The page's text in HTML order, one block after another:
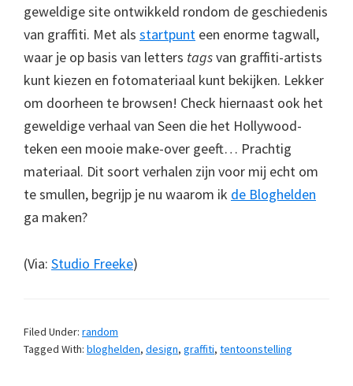
geweldige site ontwikkeld rondom de geschiedenis
van graffiti. Met als startpunt een enorme tagwall,
waar je op basis van letters tagsvan graffiti-artists
kunt kiezen en fotomateriaal kunt bekijken. Lekker
om doorheen te browsen! Check hiernaast ook het
geweldige verhaal van Seen die het Hollywood-
teken een mooie make-over geeft… Prachtig
materiaal. Dit soort verhalen zijn voor mij echt om
te smullen, begrijp je nu waarom ik de Bloghelden
ga maken?
(Via: Studio Freeke)
Filed Under: random
Tagged With: bloghelden, design, graffiti, tentoonstelling